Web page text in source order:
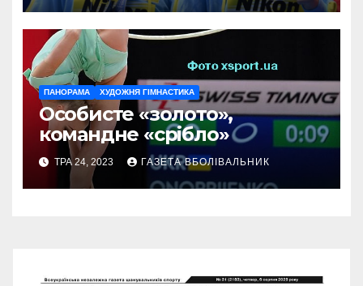
ПАНОРАМА ХУДОЖНЯ ГІМНАСТИКА
Особисте «золото»,
командне «срібло»
ТРА 24, 2023 ГАЗЕТА ВБОЛІВАЛЬНИК